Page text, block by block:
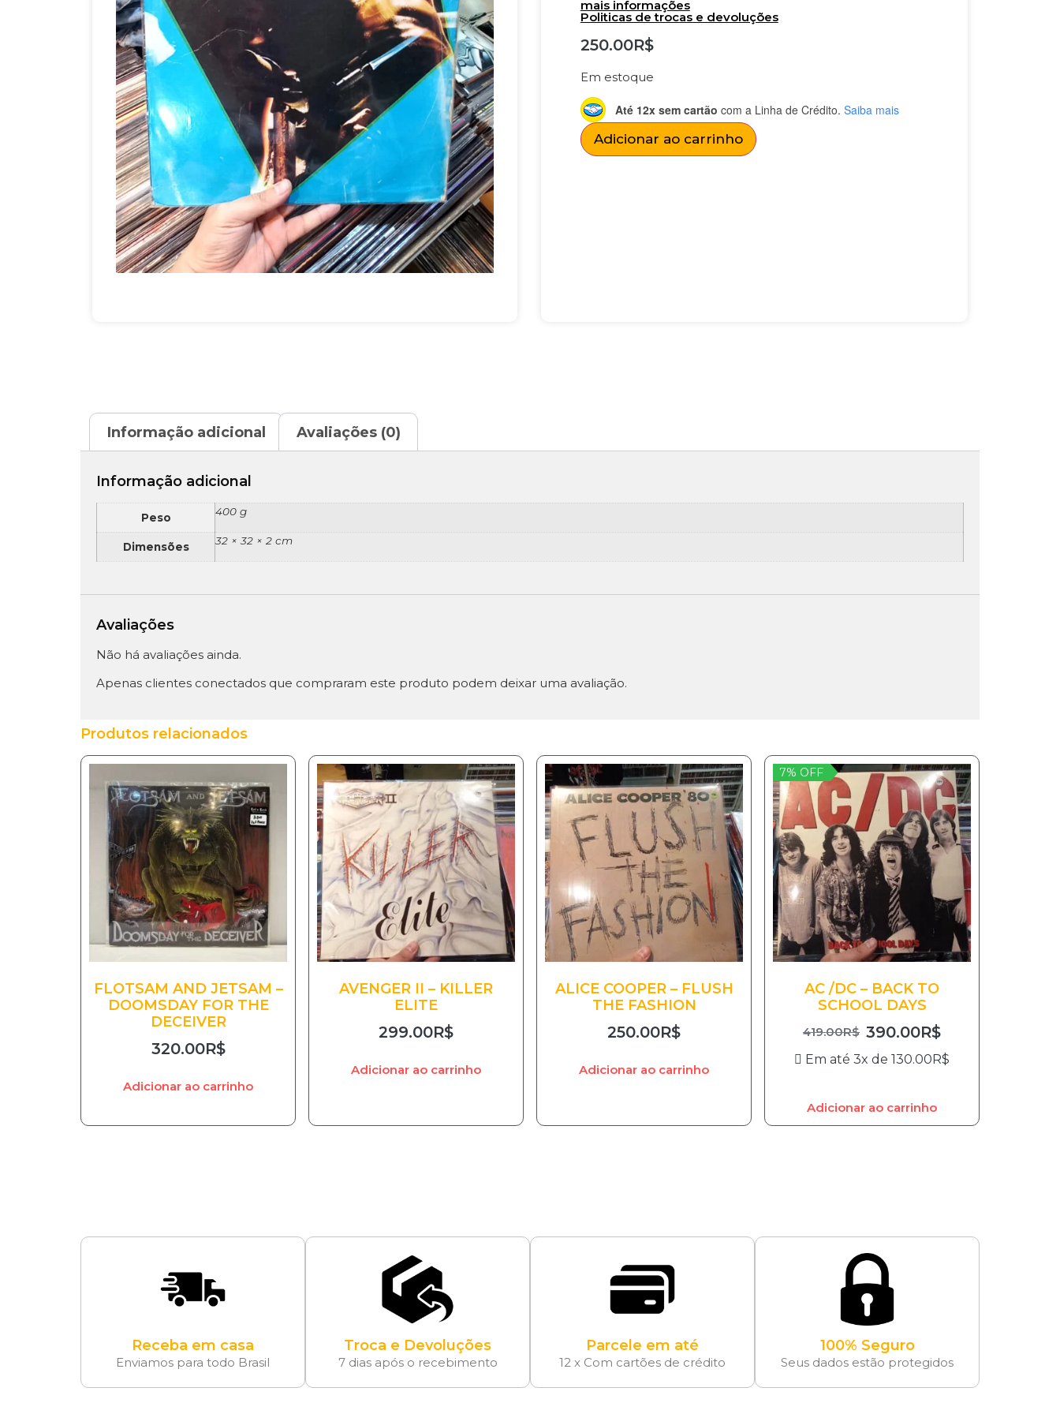
mais informações
Politicas de trocas e devoluções
250.00R$
Em estoque
Até 12x sem cartão com a Linha de Crédito. Saiba mais
Adicionar ao carrinho
Informação adicional Avaliações (0)
Informação adicional
Peso 400 g
Dimensões 32 × 32 × 2 cm
Avaliações
Não há avaliações ainda.
Apenas clientes conectados que compraram este produto podem deixar uma avaliação.
Produtos relacionados
FLOTSAM AND JETSAM –
DOOMSDAY FOR THE
DECEIVER
320.00R$
Adicionar ao carrinho
AVENGER II – KILLER
ELITE
299.00R$
Adicionar ao carrinho
ALICE COOPER – FLUSH
THE FASHION
250.00R$
Adicionar ao carrinho
7% OFF
AC /DC – BACK TO
SCHOOL DAYS
419.00R$ 390.00R$
Em até 3x de 130.00R$
Adicionar ao carrinho
Receba em casa
Enviamos para todo Brasil
Troca e Devoluções
7 dias após o recebimento
Parcele em até
12 x Com cartões de crédito
100% Seguro
Seus dados estão protegidos